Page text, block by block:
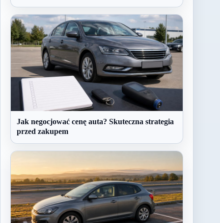
Jak negocjować cenę auta? Skuteczna strategia
przed zakupem